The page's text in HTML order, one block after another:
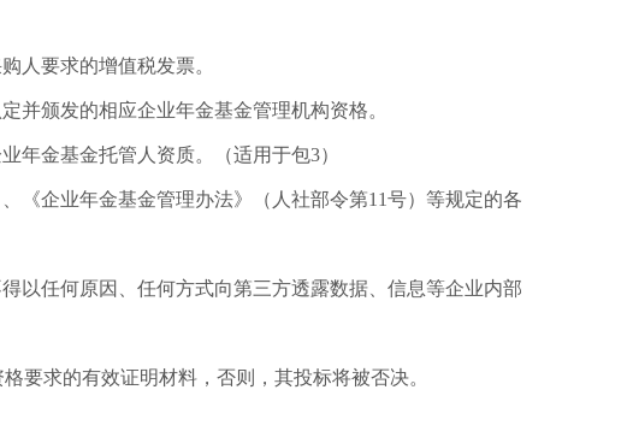
人要求的增值税发票。
并颁发的相应企业年金基金管理机构资格。
年金基金托管人资质。（适用于包3）
《企业年金基金管理办法》（人社部令第11号）等规定的各
以任何原因、任何方式向第三方透露数据、信息等企业内部
要求的有效证明材料，否则，其投标将被否决。